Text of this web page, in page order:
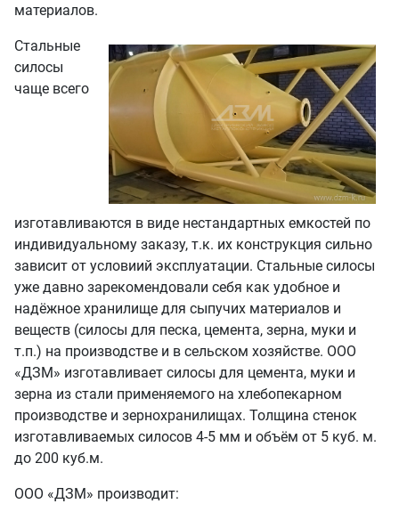
материалов.
Стальные
силосы
чаще всего
изготавливаются в виде нестандартных емкостей по
индивидуальному заказу, т.к. их конструкция сильно
зависит от условиий эксплуатации. Стальные силосы
уже давно зарекомендовали себя как удобное и
надёжное хранилище для сыпучих материалов и
веществ (силосы для песка, цемента, зерна, муки и
т.п.) на производстве и в сельском хозяйстве. ООО
«ДЗМ» изготавливает силосы для цемента, муки и
зерна из стали применяемого на хлебопекарном
производстве и зернохранилищах. Толщина стенок
изготавливаемых силосов 4-5 мм и объём от 5 куб. м.
до 200 куб.м.
ООО «ДЗМ» производит: